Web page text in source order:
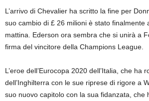
L’arrivo di Chevalier ha scritto la fine per
suo cambio di £ 26 milioni è stato finalmente
mattina. Ederson ora sembra che si unirà a
firma del vincitore della Champions League.
L’eroe dell’Eurocopa 2020 dell’Italia, che ha
dell’Inghilterra con le sue riprese di rigore a
suo nuovo capitolo con la sua fidanzata, che